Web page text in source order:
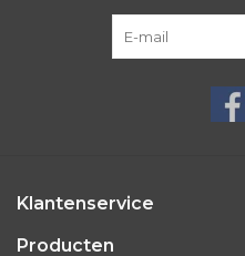
Klantenservice
Producten